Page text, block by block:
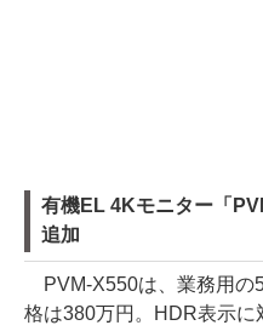
有機EL 4Kモニター「
追加
PVM-X550は、業務用の
格は380万円。HDR表示に